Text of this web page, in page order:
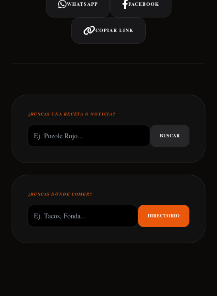
WHATSAPP FACEBOOK
COPIAR LINK
¿BUSCAS UNA RECETA O NOTICIA?
BUSCAR
¿BUSCAS DÓNDE COMER?
DIRECTORIO